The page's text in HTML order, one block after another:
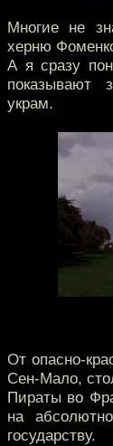
Многие не
херню
А я сразу
показывают
украм.
От опасно-
Сен-Мало,
Пираты во
на
государству.